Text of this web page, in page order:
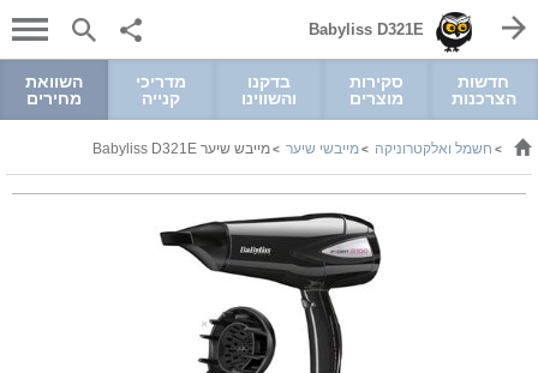
Babyliss D321E
חדשות
הצרכנות
סקירות
מוצרים
בדקנו
והשווינו
מדריכי
קנייה
השוואת
מחירים
> חשמל ואלקטרוניקה >מייבשי שיער >מייבש שיער Babyliss D321E